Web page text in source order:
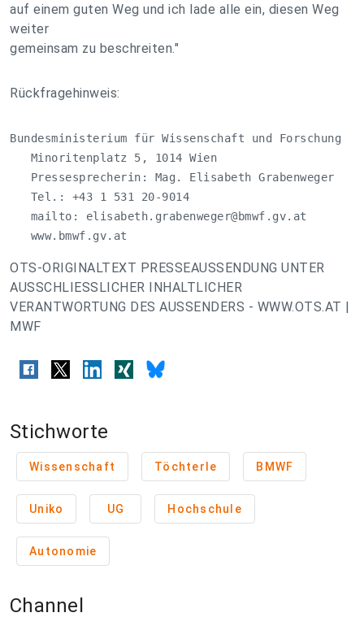
auf einem guten Weg und ich lade alle ein, diesen Weg
weiter
gemeinsam zu beschreiten."
Rückfragehinweis:
Bundesministerium für Wissenschaft und Forschung
   Minoritenplatz 5, 1014 Wien
   Pressesprecherin: Mag. Elisabeth Grabenweger
   Tel.: +43 1 531 20-9014
   mailto:
elisabeth.grabenweger@bmwf.gv.at
   www.bmwf.gv.at
OTS-ORIGINALTEXT PRESSEAUSSENDUNG UNTER
AUSSCHLIESSLICHER INHALTLICHER
VERANTWORTUNG DES AUSSENDERS - WWW.OTS.AT |
MWF
Stichworte
Wissenschaft Töchterle BMWF
Uniko UG Hochschule
Autonomie
Channel